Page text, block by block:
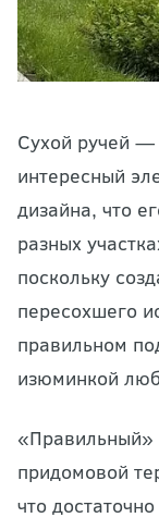
Сухой ручей —
интересный
дизайна, что
разных
поскольку
пересохшего
правильном
изюминкой
«Правильный»
придомовой
что